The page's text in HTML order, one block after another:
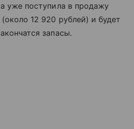
уже поступила в продажу
12 920 рублей) и будет
запасы.